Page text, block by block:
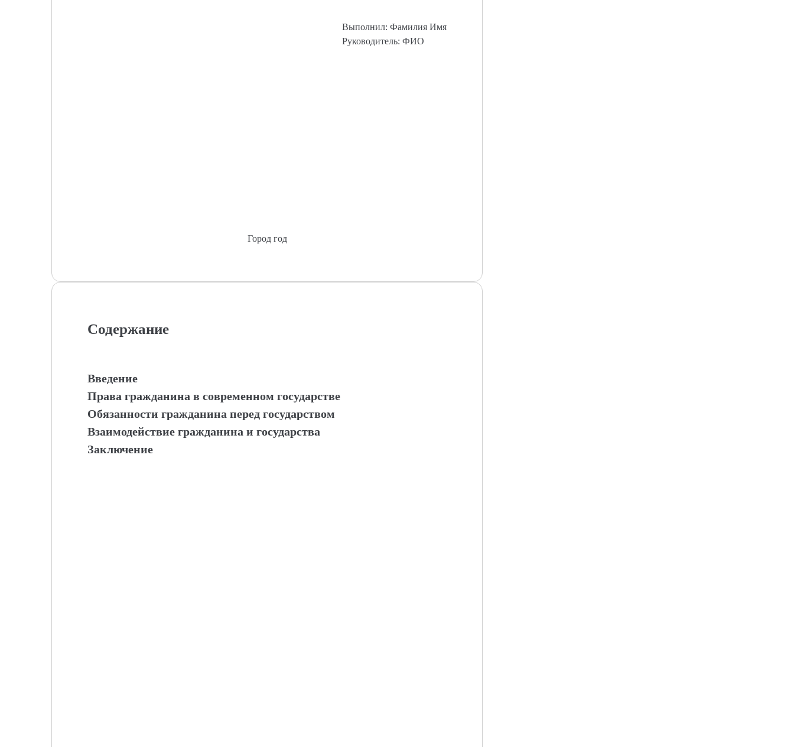
Выполнил: Фамилия Имя
Руководитель: ФИО
Город год
Содержание
Введение
Права гражданина в современном государстве
Обязанности гражданина перед государством
Взаимодействие гражданина и государства
Заключение